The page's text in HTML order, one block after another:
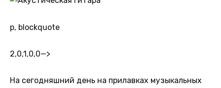
p, blockquote
2,0,1,0,0—>
На сегодняшний день на прилавках музыкальных